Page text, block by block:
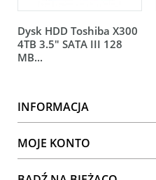
Dysk HDD Toshiba X300
4TB 3.5" SATA III 128
MB...
INFORMACJA
MOJE KONTO